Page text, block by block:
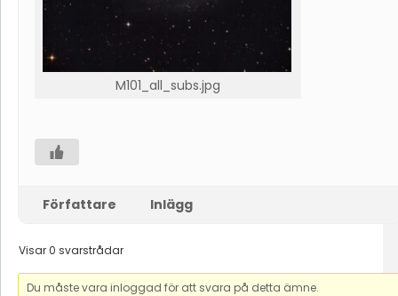
M101_all_subs.jpg
Författare Inlägg
Visar 0 svarstrådar
Du måste vara inloggad för att svara på detta ämne.